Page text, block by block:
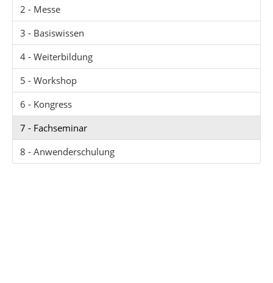
2 - Messe
3 - Basiswissen
4 - Weiterbildung
5 - Workshop
6 - Kongress
7 - Fachseminar
8 - Anwenderschulung